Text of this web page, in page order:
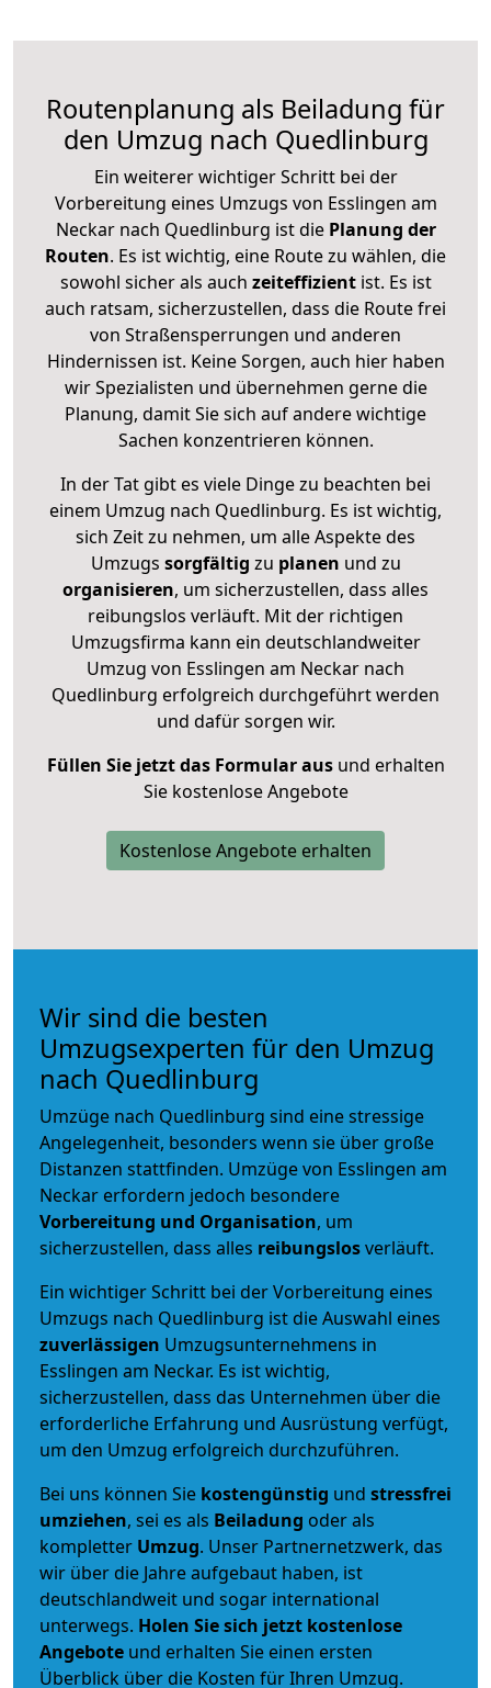
Routenplanung als Beiladung für
den Umzug nach Quedlinburg
Ein weiterer wichtiger Schritt bei der
Vorbereitung eines Umzugs von Esslingen am
Neckar nach Quedlinburg ist diePlanung der
Routen. Es ist wichtig, eine Route zu wählen, die
sowohl sicher als auch zeiteffizientist. Es ist
auch ratsam, sicherzustellen, dass die Route frei
von Straßensperrungen und anderen
Hindernissen ist. Keine Sorgen, auch hier haben
wir Spezialisten und übernehmen gerne die
Planung, damit Sie sich auf andere wichtige
Sachen konzentrieren können.
In der Tat gibt es viele Dinge zu beachten bei
einem Umzug nach Quedlinburg. Es ist wichtig,
sich Zeit zu nehmen, um alle Aspekte des
Umzugs sorgfältig zu planen und zu
organisieren, um sicherzustellen, dass alles
reibungslos verläuft. Mit der richtigen
Umzugsfirma kann ein deutschlandweiter
Umzug von Esslingen am Neckar nach
Quedlinburg erfolgreich durchgeführt werden
und dafür sorgen wir.
Füllen Sie jetzt das Formular ausund erhalten
Sie kostenlose Angebote
Kostenlose Angebote erhalten
Wir sind die besten
Umzugsexperten für den Umzug
nach Quedlinburg
Umzüge nach Quedlinburg sind eine stressige
Angelegenheit, besonders wenn sie über große
Distanzen stattfinden. Umzüge von Esslingen am
Neckar erfordern jedoch besondere
Vorbereitung und Organisation, um
sicherzustellen, dass alles reibungslosverläuft.
Ein wichtiger Schritt bei der Vorbereitung eines
Umzugs nach Quedlinburg ist die Auswahl eines
zuverlässigen Umzugsunternehmens in
Esslingen am Neckar. Es ist wichtig,
sicherzustellen, dass das Unternehmen über die
erforderliche Erfahrung und Ausrüstung verfügt,
um den Umzug erfolgreich durchzuführen.
Bei uns können Sie kostengünstig und stressfrei
umziehen, sei es als Beiladung oder als
kompletter Umzug. Unser Partnernetzwerk, das
wir über die Jahre aufgebaut haben, ist
deutschlandweit und sogar international
unterwegs. Holen Sie sich jetzt kostenlose
Angebote und erhalten Sie einen ersten
Überblick über die Kosten für Ihren Umzug.